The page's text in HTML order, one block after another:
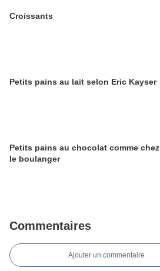
Croissants
Petits pains au lait selon Eric Kayser
Petits pains au chocolat comme chez
le boulanger
Commentaires
Ajouter un commentaire